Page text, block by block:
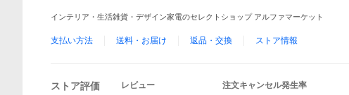
インテリア・生活雑貨・デザイン家電のセレクトショップ アルファマーケット
支払い方法 送料・お届け 返品・交換 ストア情報
ストア評価 レビュー 注文キャンセル発生率